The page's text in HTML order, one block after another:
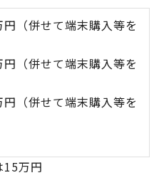
（併せて端末購入等を
（併せて端末購入等を
（併せて端末購入等を
万円